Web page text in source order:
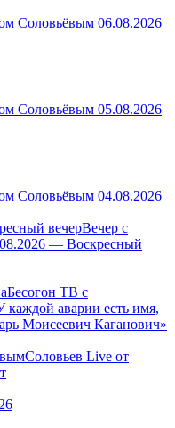
Соловьёвым 06.08.2026
Соловьёвым 05.08.2026
Соловьёвым 04.08.2026
Вечер с
— Воскресный
Бесогон ТВ с
аварии есть имя,
Моисеевич Каганович»
Соловьев Live от